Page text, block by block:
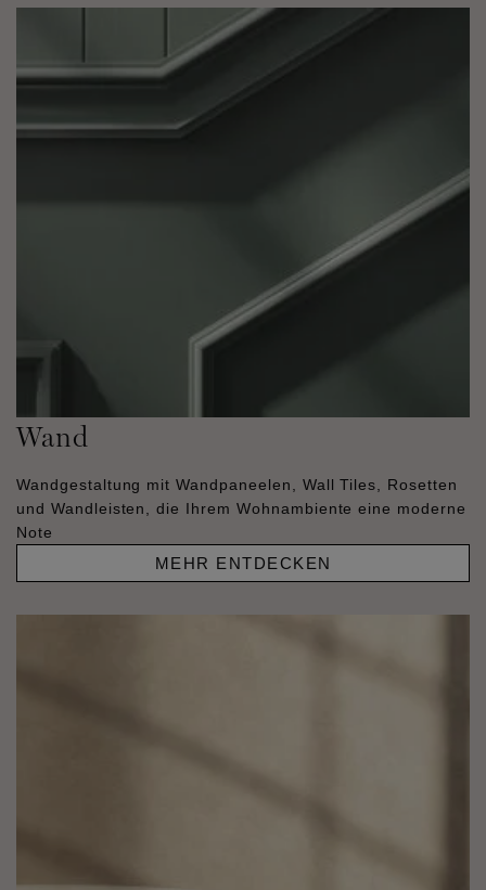
Wand
Wandgestaltung mit Wandpaneelen, Wall Tiles, Rosetten
und Wandleisten, die Ihrem Wohnambiente eine moderne
Note
MEHR ENTDECKEN